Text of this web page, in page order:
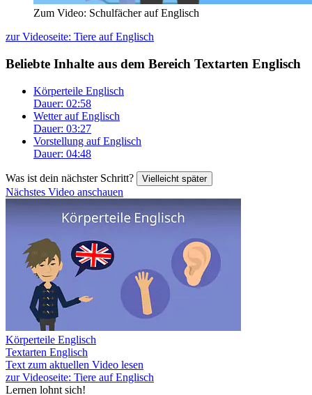
Zum Video: Schulfächer auf Englisch
zur Videoseite: Tiere auf Englisch
Beliebte Inhalte aus dem Bereich Textarten Englisch
Körperteile Englisch
Dauer: 02:58
Wetter auf Englisch
Dauer: 03:27
Vorstellung auf Englisch
Dauer: 04:48
Was ist dein nächster Schritt? Vielleicht später
Nächstes Video anschauen
Körperteile Englisch
Textarten Englisch
Text zum aktuellen Video lesen
zur Videoseite: Tiere auf Englisch
Lernen lohnt sich!